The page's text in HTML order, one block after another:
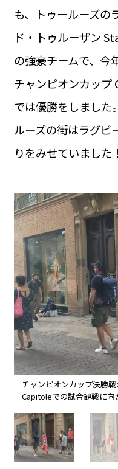
も、トゥールーズの
ド・トゥルーザン
の強豪チームで、今
チャンピオンカッ
では優勝をしました
ルーズの街はラグビ
りをみせていました！
チャンピオンカップ決勝
Capitoleでの試合観戦に向